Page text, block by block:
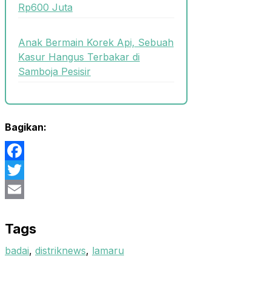
Rp600 Juta
Anak Bermain Korek Api, Sebuah
Kasur Hangus Terbakar di
Samboja Pesisir
Bagikan:
Facebook
Twitter
Tags
badai, distriknews, lamaru